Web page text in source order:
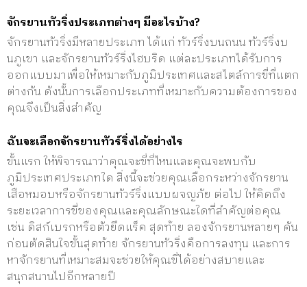
จักรยานทัวริ่งประเภทต่างๆ มีอะไรบ้าง?
จักรยานทัวริ่งมีหลายประเภท ได้แก่ ทัวร์ริ่งบนถนน ทัวร์ริ่งบ
นภูเขา และจักรยานทัวร์ริ่งไฮบริด แต่ละประเภทได้รับการ
ออกแบบมาเพื่อให้เหมาะกับภูมิประเทศและสไตล์การขี่ที่แตก
ต่างกัน ดังนั้นการเลือกประเภทที่เหมาะกับความต้องการของ
คุณจึงเป็นสิ่งสำคัญ
ฉันจะเลือกจักรยานทัวร์ริ่งได้อย่างไร
ขั้นแรก ให้พิจารณาว่าคุณจะขี่ที่ไหนและคุณจะพบกับ
ภูมิประเทศประเภทใด สิ่งนี้จะช่วยคุณเลือกระหว่างจักรยาน
เสือหมอบหรือจักรยานทัวร์ริ่งแบบผจญภัย ต่อไป ให้คิดถึง
ระยะเวลาการขี่ของคุณและคุณลักษณะใดที่สำคัญต่อคุณ
เช่น ดิสก์เบรกหรือตัวยึดแร็ค สุดท้าย ลองจักรยานหลายๆ คัน
ก่อนตัดสินใจขั้นสุดท้าย จักรยานทัวริ่งคือการลงทุน และการ
หาจักรยานที่เหมาะสมจะช่วยให้คุณขี่ได้อย่างสบายและ
สนุกสนานไปอีกหลายปี